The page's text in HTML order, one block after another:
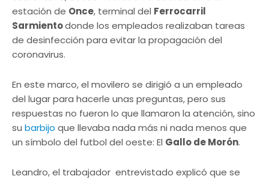
estación de Once, terminal del Ferrocarril
Sarmientodonde los empleados realizaban tareas
de desinfección para evitar la propagación del
coronavirus.
En este marco, el movilero se dirigió a un empleado
del lugar para hacerle unas preguntas, pero sus
respuestas no fueron lo que llamaron la atención, sino
su barbijo que llevaba nada más ni nada menos que
un símbolo del futbol del oeste: El Gallo de Morón.
Leandro, el trabajador entrevistado explicó que se